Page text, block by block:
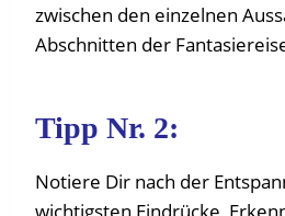
zwischen den einzelnen
Abschnitten der
Tipp Nr. 2:
Notiere Dir nach der